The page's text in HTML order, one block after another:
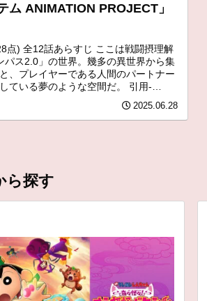
ム ANIMATION PROJECT」
全12話あらすじ ここは戦闘摂理解
パス2.0」の世界。幾多の異世界から集
、プレイヤーである人間のパートナー
ている夢のような空間だ。 引用-
2025.06.28
ら探す